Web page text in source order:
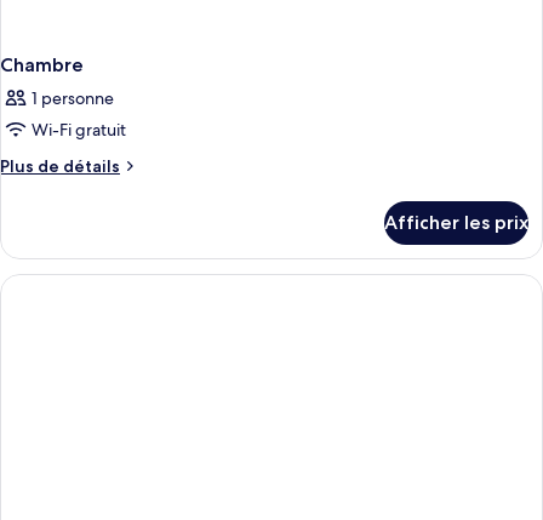
Chambre
1 personne
Wi-Fi gratuit
Plus de détails
Plus
Chambre
Afficher les prix